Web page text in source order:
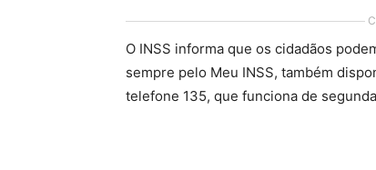
O INSS informa que os cidadãos
sempre pelo Meu INSS, também
telefone 135, que funciona de